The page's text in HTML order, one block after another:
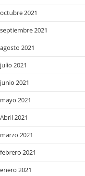
octubre 2021
septiembre 2021
agosto 2021
julio 2021
junio 2021
mayo 2021
Abril 2021
marzo 2021
febrero 2021
enero 2021